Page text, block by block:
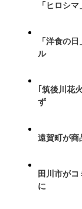
「ヒロシ
「洋食の
ル
｢筑後川花
ず
遠賀町が商
田川市が
に